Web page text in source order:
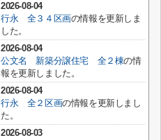
2026-08-04
行永 全３４区画の情報を更新しま
した。
2026-08-04
公文名 新築分譲住宅 全２棟の情
報を更新しました。
2026-08-04
行永 全２区画の情報を更新しまし
た。
2026-08-03